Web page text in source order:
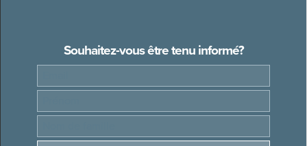
Souhaitez-vous être tenu informé?